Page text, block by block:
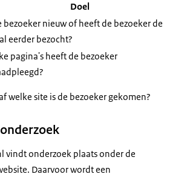
Doel
bezoeker nieuw of heeft de bezoeker de
eerder bezocht?
pagina's heeft de bezoeker
welke site is de bezoeker gekomen?
vindt onderzoek plaats onder de
Daarvoor wordt een